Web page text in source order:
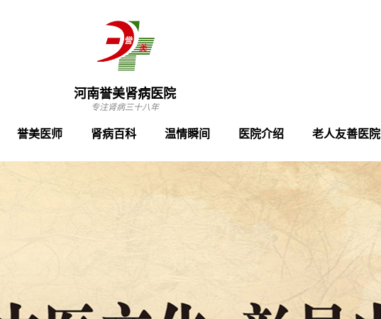
河南誉美肾病医院
专注肾病三十八年
誉美医师 肾病百科 温情瞬间 医院介绍 老人友善医院